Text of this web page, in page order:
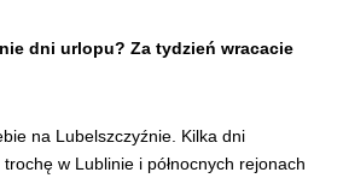
dni urlopu? Za tydzień wracacie
na Lubelszczyźnie. Kilka dni
w Lublinie i północnych rejonach